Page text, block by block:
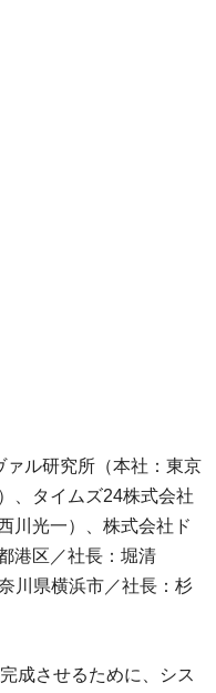
ル研究所（本社：東京
、タイムズ24株式会社
川光一）、株式会社ド
港区／社長：堀清
川県横浜市／社長：杉
成させるために、シス